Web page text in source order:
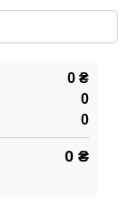
0 ₴
0
0
0 ₴